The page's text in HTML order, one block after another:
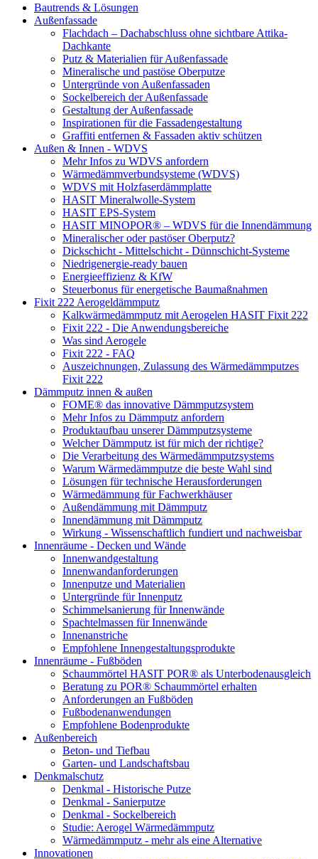
Bautrends & Lösungen
Außenfassade
Flachdach – Dachabschluss ohne sichtbare Attika-
Dachkante
Putz & Materialien für Außenfassade
Mineralische und pastöse Oberputze
Untergründe von Außenfassaden
Sockelbereich der Außenfassade
Gestaltung der Außenfassade
Inspirationen für die Fassadengestaltung
Graffiti entfernen & Fassaden aktiv schützen
Außen & Innen - WDVS
Mehr Infos zu WDVS anfordern
Wärmedämmverbundsysteme (WDVS)
WDVS mit Holzfaserdämmplatte
HASIT Mineralwolle-System
HASIT EPS-System
HASIT MINOPOR® – WDVS für die Innendämmung
Mineralischer oder pastöser Oberputz?
Dickschicht - Mittelschicht - Dünnschicht-Systeme
Niedrigenergie-ready bauen
Energieeffizienz & KfW
Steuerbonus für energetische Baumaßnahmen
Fixit 222 Aerogeldämmputz
Kalkwärmedämmputz mit Aerogelen HASIT Fixit 222
Fixit 222 - Die Anwendungsbereiche
Was sind Aerogele
Fixit 222 - FAQ
Auszeichnungen, Zulassung des Wärmedämmputzes
Fixit 222
Dämmputz innen & außen
FOME® das innovative Dämmputzsystem
Mehr Infos zu Dämmputz anfordern
Produktaufbau unserer Dämmputzsysteme
Welcher Dämmputz ist für mich der richtige?
Die Verarbeitung des Wärmedämmputzsystems
Warum Wärmedämmputze die beste Wahl sind
Lösungen für technische Herausforderungen
Wärmedämmung für Fachwerkhäuser
Außendämmung mit Dämmputz
Innendämmung mit Dämmputz
Wirkung - Wissenschaftlich fundiert und nachweisbar
Innenräume - Decken und Wände
Innenwandgestaltung
Innenwandanforderungen
Innenputze und Materialien
Untergründe für Innenputz
Schimmelsanierung für Innenwände
Spachtelmassen für Innenwände
Innenanstriche
Empfohlene Innengestaltungsprodukte
Innenräume - Fußböden
Schaummörtel HASIT POR® als Unterbodenausgleich
Beratung zu POR® Schaummörtel erhalten
Anforderungen an Fußböden
Fußbodenanwendungen
Empfohlene Bodenprodukte
Außenbereich
Beton- und Tiefbau
Garten- und Landschaftsbau
Denkmalschutz
Denkmal - Historische Putze
Denkmal - Sanierputze
Denkmal - Sockelbereich
Studie: Aerogel Wärmedämmputz
Wärmedämmputz - mehr als eine Alternative
Innovationen